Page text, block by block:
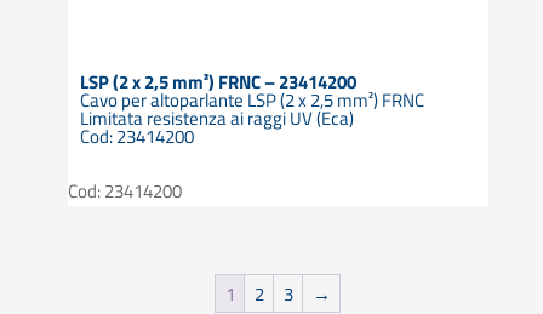
LSP (2 x 2,5 mm²) FRNC – 23414200
Cavo per altoparlante LSP (2 x 2,5 mm²) FRNC
Limitata resistenza ai raggi UV (Eca)
Cod: 23414200
Cod: 23414200
1 2 3
→